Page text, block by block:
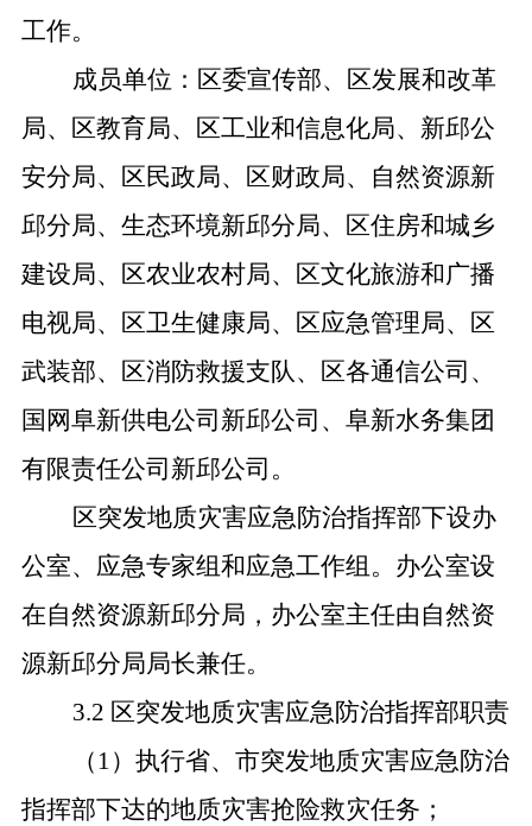
工作。
成员单位：区委宣传部、区发展和改革
局、区教育局、区工业和信息化局、新邱公
安分局、区民政局、区财政局、自然资源新
邱分局、生态环境新邱分局、区住房和城乡
建设局、区农业农村局、区文化旅游和广播
电视局、区卫生健康局、区应急管理局、区
武装部、区消防救援支队、区各通信公司、
国网阜新供电公司新邱公司、阜新水务集团
有限责任公司新邱公司。
区突发地质灾害应急防治指挥部下设办
公室、应急专家组和应急工作组。办公室设
在自然资源新邱分局，办公室主任由自然资
源新邱分局局长兼任。
3.2 区突发地质灾害应急防治指挥部职责
（1）执行省、市突发地质灾害应急防治
指挥部下达的地质灾害抢险救灾任务；